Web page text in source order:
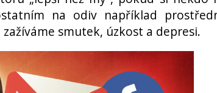
na odiv například
smutek, úzkost a depresi.